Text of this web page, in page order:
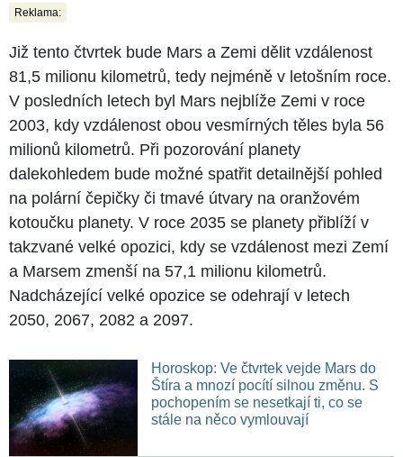
Reklama:
Již tento čtvrtek bude Mars a Zemi dělit vzdálenost
81,5 milionu kilometrů, tedy nejméně v letošním roce.
V posledních letech byl Mars nejblíže Zemi v roce
2003, kdy vzdálenost obou vesmírných těles byla 56
milionů kilometrů. Při pozorování planety
dalekohledem bude možné spatřit detailnější pohled
na polární čepičky či tmavé útvary na oranžovém
kotoučku planety. V roce 2035 se planety přiblíží v
takzvané velké opozici, kdy se vzdálenost mezi Zemí
a Marsem zmenší na 57,1 milionu kilometrů.
Nadcházející velké opozice se odehrají v letech
2050, 2067, 2082 a 2097.
Horoskop: Ve čtvrtek vejde Mars do
Štíra a mnozí pocítí silnou změnu. S
pochopením se nesetkají ti, co se
stále na něco vymlouvají